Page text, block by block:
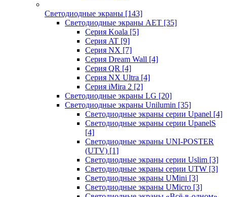
Светодиодные экраны [143]
Светодиодные экраны AET [35]
Cерия Koala [5]
Серия AT [9]
Серия NX [7]
Серия Dream Wall [4]
Серия QR [4]
Серия NX Ultra [4]
Серия iMira 2 [2]
Светодиодные экраны LG [20]
Светодиодные экраны Unilumin [35]
Светодиодные экраны серии Upanel [4]
Светодиодные экраны серии UpanelS
[4]
Светодиодные экраны UNI-POSTER
(UTV) [1]
Светодиодные экраны серии Uslim [3]
Светодиодные экраны серии UTW [3]
Светодиодные экраны UMini [3]
Светодиодные экраны UMicro [3]